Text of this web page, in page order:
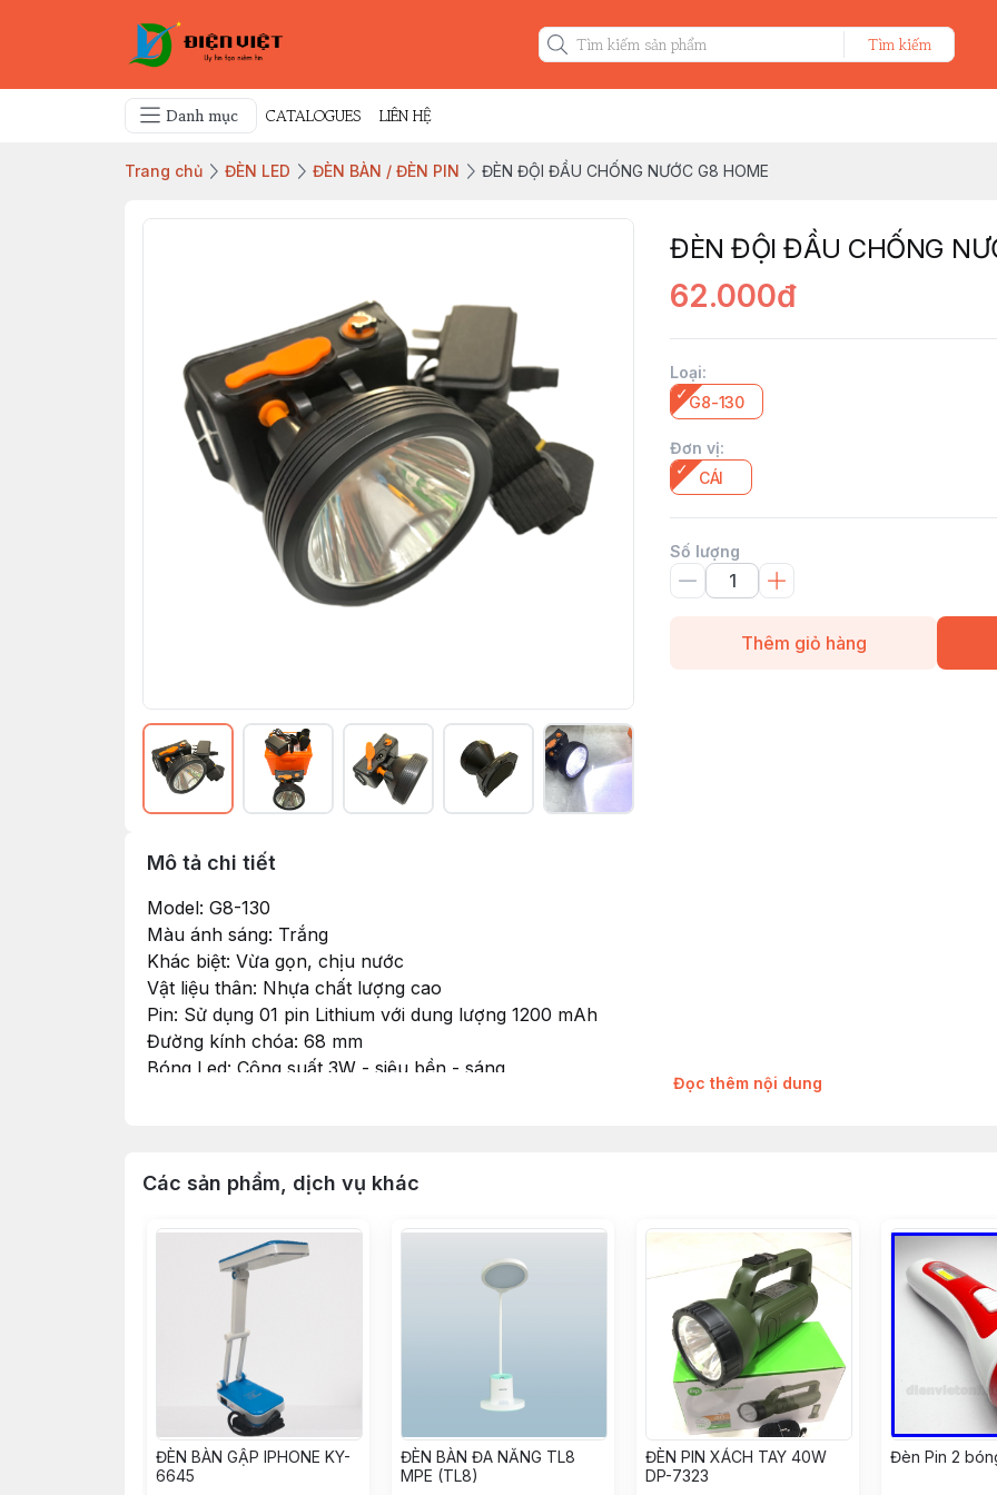
Tìm kiếm
Danh mục CATALOGUES LIÊN HỆ
Trang chủ ĐÈN LED ĐÈN BÀN / ĐÈN PIN ĐÈN ĐỘI ĐẦU CHỐNG NƯỚC G8 HOME
ĐÈN ĐỘI ĐẦU CHỐNG
62.000đ
Loại:
G8-130
Đơn vị:
CÁI
Số lượng
Thêm giỏ hàng
Mô tả chi tiết
Model: G8-130
Màu ánh sáng: Trắng
Khác biệt: Vừa gọn, chịu nước
Vật liệu thân: Nhựa chất lượng cao
Pin: Sử dụng 01 pin Lithium với dung lượng 1200 mAh
Đường kính chóa: 68 mm
Bóng Led: Công suất 3W - siêu bền - sáng
Thông số sạc: Điện áp vào 220V, điện áp ra 4.2V
* Ứng dụng của sản phẩm: Là dòng đèn phổ thông, giá rẻ, dung lượng pin lớn, chóa rộng giúp cho
công việc làm nông trong vòng 4.5h.
Đọc thêm nội dung
Các sản phẩm, dịch vụ khác
ĐÈN BÀN GẬP IPHONE KY-
6645
ĐÈN BÀN ĐA NĂNG TL8
MPE (TL8)
ĐÈN PIN XÁCH TAY 40W
DP-7323
Đèn Pin 2